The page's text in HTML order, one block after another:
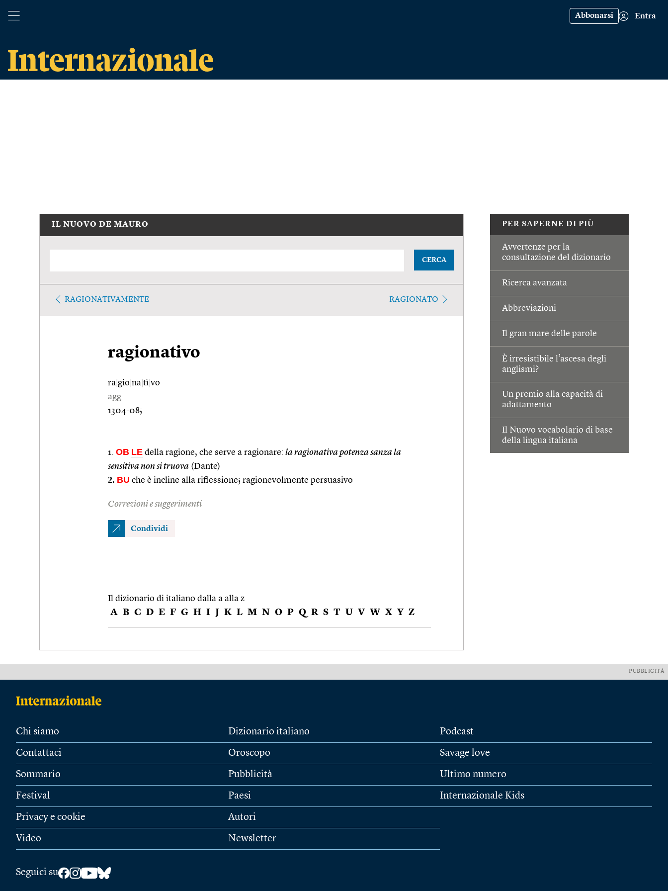
Abbonarsi Entra
PER SAPERNE DI PIÙ
Avvertenze per la
consultazione del dizionario
Ricerca avanzata
Abbreviazioni
Il gran mare delle parole
È irresistibile l’ascesa degli
anglismi?
Un premio alla capacità di
adattamento
Il Nuovo vocabolario di base
della lingua italiana
IL NUOVO DE MAURO
CERCA
RAGIONATIVAMENTE RAGIONATO
ragionativo
ra gio na tì vo
agg.
1304-08;
1. OB LE della ragione, che serve a ragionare: la ragionativa potenza sanza la
sensitiva non si truova (Dante)
2. BU che è incline alla riflessione; ragionevolmente persuasivo
Correzioni e suggerimenti
Condividi
Il dizionario di italiano dalla a alla z
A B C D E F G H I J K L M N O P Q R S T U V W X Y Z
PUBBLICITÀ
Chi siamo
Contattaci
Sommario
Festival
Privacy e cookie
Video
Dizionario italiano
Oroscopo
Pubblicità
Paesi
Autori
Newsletter
Podcast
Savage love
Ultimo numero
Internazionale Kids
Seguici su